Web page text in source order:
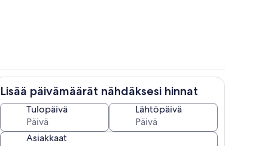
Ulkoalueet
Lisää päivämäärät nähdäksesi hinnat
Tulopäivä Lähtöpäivä
Asiakkaat